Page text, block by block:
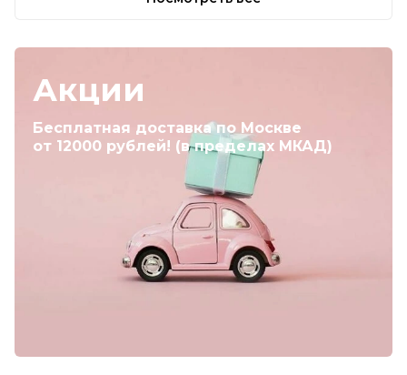
Акции
Бесплатная доставка по Москве
от 12000 рублей! (в пределах МКАД)